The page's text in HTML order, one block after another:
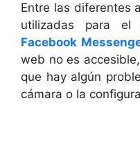
Entre las diferentes
utilizadas para el
Facebook
web no es
que hay algún
cámara o la